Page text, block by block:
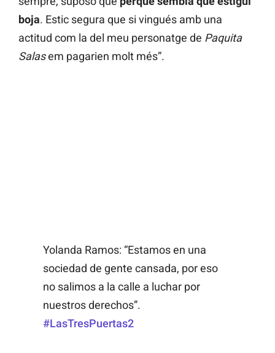
boja. Estic segura que si vingués amb una
actitud com la del meu personatge de Paquita
Salasem pagarien molt més”.
Yolanda Ramos: “Estamos en una
sociedad de gente cansada, por eso
no salimos a la calle a luchar por
nuestros derechos”.
#LasTresPuertas2